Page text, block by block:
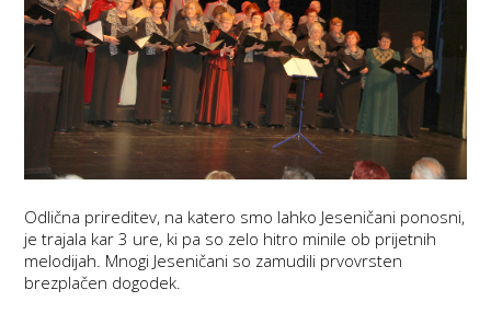
Odlična prireditev, na katero smo lahko Jeseničani ponosni,
je trajala kar 3 ure, ki pa so zelo hitro minile ob prijetnih
melodijah. Mnogi Jeseničani so zamudili prvovrsten
brezplačen dogodek.